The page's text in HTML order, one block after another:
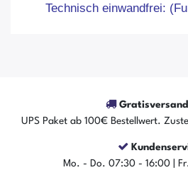
Technisch einwandfrei:
Gratisversand
UPS Paket ab 100€ Bestellwert.
Mo. - Do. 07:30 - 16:00 |